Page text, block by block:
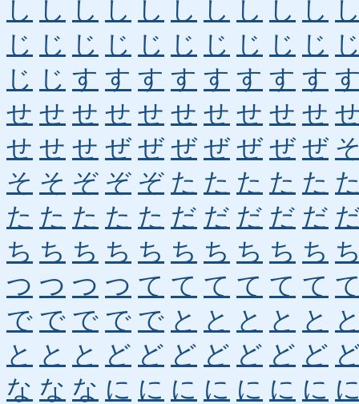
し し し し し し し し し し
じ じ じ じ じ じ じ じ じ じ
じ じ す す す す す す す す
せ せ せ せ せ せ せ せ せ せ
せ せ せ ぜ ぜ ぜ ぜ ぜ ぜ ぜ
そ そ ぞ ぞ ぞ た た た た た
た た た た た だ だ だ だ だ
ち ち ち ち ち ち ち ち ち ち
つ つ つ つ て て て て て て
で で で で で と と と と と
と と と ど ど ど ど ど ど ど
な な な に に に に に に に